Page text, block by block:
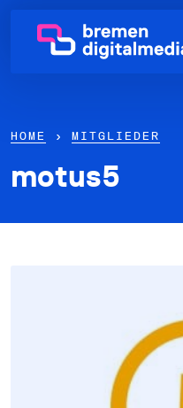
Karriere in der IT
News & Termine
HOME ›MITGLIEDER
motus5